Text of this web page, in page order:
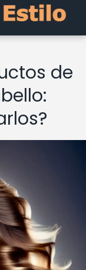
de